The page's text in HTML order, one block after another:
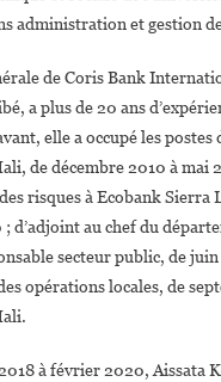
administration et gestion
de Coris Bank
a plus de 20 ans
elle a occupé les
de décembre 2010 à mai
risques à Ecobank Sierra
d’adjoint au chef du
secteur public, de
opérations locales, de
à février 2020, Aissata